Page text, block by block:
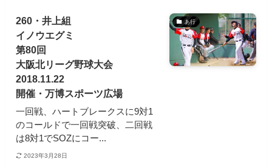
あ行
260・井上組
イノウエグミ
第80回
大阪北リーグ野球大会
2018.11.22
開催・万博スポーツ広場
一回戦、ハートブレークスに9対1
のコールドで一回戦突破、二回戦
は8対1でSOZにコー...
2023年3月28日